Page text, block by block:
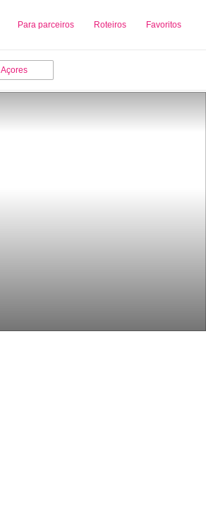
Para parceiros Roteiros Favoritos
Sobre nós Adicionar uma Empresa
Açores